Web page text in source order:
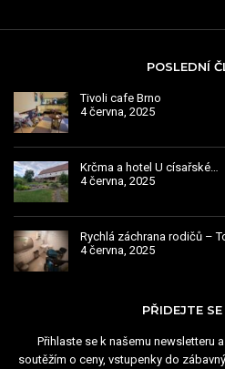
POSLEDNÍ
Tivoli cafe Brno
4 června, 2025
Krčma a hotel U císařské…
4 června, 2025
Rychlá záchrana rodičů –
4 června, 2025
PŘIDEJTE
Přihlaste se k našemu newsletteru
soutěžím o ceny, vstupenky do